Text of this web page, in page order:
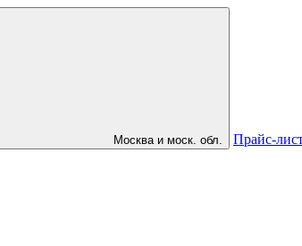
Москва и моск. обл. Прайс-